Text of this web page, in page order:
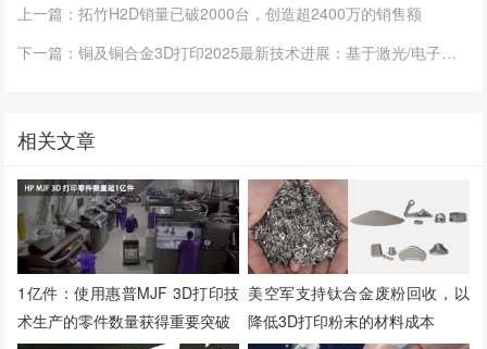
上一篇：拓竹H2D销量已破2000台，创造超2400万的销售额
下一篇：铜及铜合金3D打印2025最新技术进展：基于激光/电子束和能量沉积
相关文章
1亿件：使用惠普MJF 3D打印技
术生产的零件数量获得重要突破
美空军支持钛合金废粉回收，以
降低3D打印粉末的材料成本